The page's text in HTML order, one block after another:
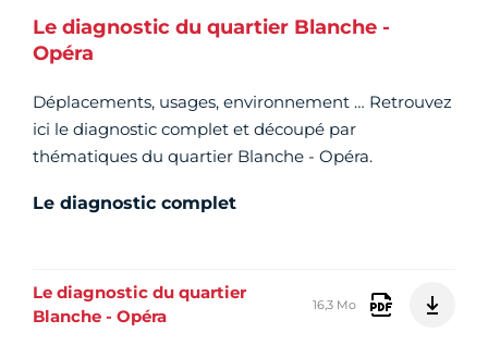
Le diagnostic du quartier Blanche -
Opéra
Déplacements, usages, environnement … Retrouvez
ici le diagnostic complet et découpé par
thématiques du quartier Blanche - Opéra.
Le diagnostic complet
Le diagnostic du quartier
Blanche - Opéra
16,3 Mo